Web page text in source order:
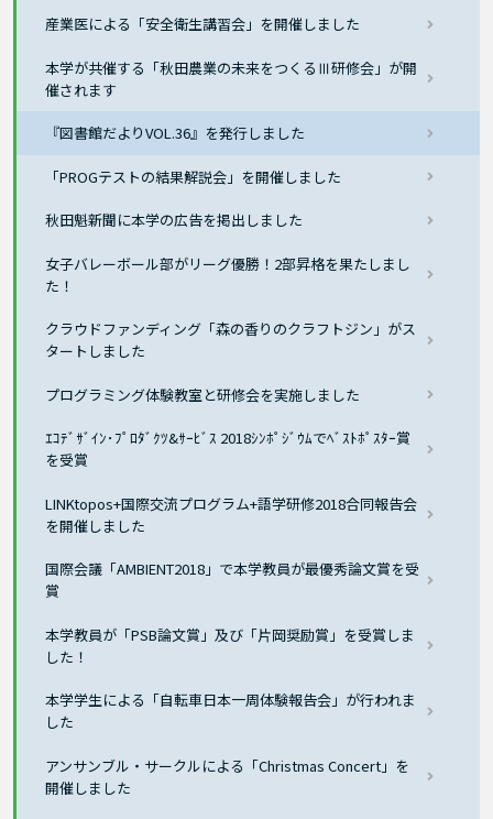
産業医による「安全衛生講習会」を開催しました
本学が共催する「秋田農業の未来をつくるⅢ研修会」が開
催されます
『図書館だよりVOL.36』を発行しました
「PROGテストの結果解説会」を開催しました
秋田魁新聞に本学の広告を掲出しました
女子バレーボール部がリーグ優勝！2部昇格を果たしまし
た！
クラウドファンディング「森の香りのクラフトジン」がス
タートしました
プログラミング体験教室と研修会を実施しました
ｴｺﾃﾞｻﾞｲﾝ･ﾌﾟﾛﾀﾞｸﾂ&ｻｰﾋﾞｽ 2018ｼﾝﾎﾟｼﾞｳﾑでﾍﾞｽﾄﾎﾟｽﾀｰ賞
を受賞
LINKtopos+国際交流プログラム+語学研修2018合同報告会
を開催しました
国際会議「AMBIENT2018」で本学教員が最優秀論文賞を受
賞
本学教員が「PSB論文賞」及び「片岡奨励賞」を受賞しま
した！
本学学生による「自転車日本一周体験報告会」が行われま
した
アンサンブル・サークルによる「Christmas Concert」を
開催しました